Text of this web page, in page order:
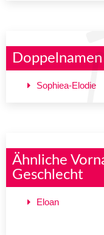
Sophiea-Elodie
Ähnliche
Geschlecht
Eloan